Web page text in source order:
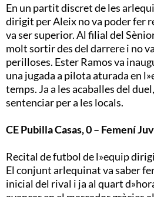
En un partit discret de les
dirigit per Aleix no va poder fer
va ser superior. Al filial del
molt sortir des del darrere i no
perilloses. Ester Ramos va
una jugada a pilota aturada en
temps. Ja a les acaballes del
sentenciar per a les locals.
CE Pubilla Casas, 0 – Femení
Recital de futbol de l»equip
El conjunt arlequinat va saber
inicial del rival i ja al quart